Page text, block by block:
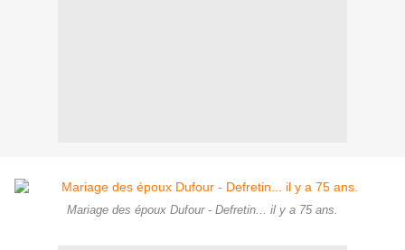
Mariage des époux Dufour - Defretin... il y a 75 ans.